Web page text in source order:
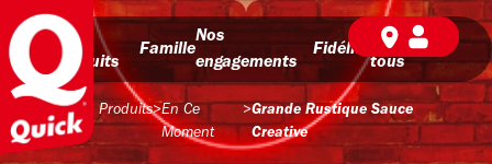
Nos
produits
Famille
Nos
engagements
Fidélité
BD pour
tous
Produits>En Ce
Moment
>Grande Rustique Sauce
Creative